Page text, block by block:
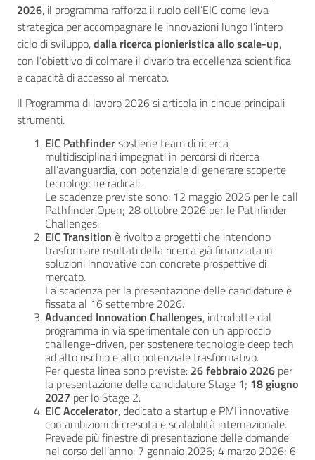
2026, il programma rafforza il ruolo dell’EIC come leva
strategica per accompagnare le innovazioni lungo l’intero
ciclo di sviluppo,dalla ricerca pionieristica allo scale-up,
con l’obiettivo di colmare il divario tra eccellenza scientifica
e capacità di accesso al mercato.
Il Programma di lavoro 2026 si articola in cinque principali
strumenti.
EIC Pathfindersostiene team di ricerca
multidisciplinari impegnati in percorsi di ricerca
all’avanguardia, con potenziale di generare scoperte
tecnologiche radicali.
Le scadenze previste sono: 12 maggio 2026 per le call
Pathfinder Open; 28 ottobre 2026 per le Pathfinder
Challenges.
EIC Transition è rivolto a progetti che intendono
trasformare risultati della ricerca già finanziata in
soluzioni innovative con concrete prospettive di
mercato.
La scadenza per la presentazione delle candidature è
fissata al 16 settembre 2026.
Advanced Innovation Challenges, introdotte dal
programma in via sperimentale con un approccio
challenge-driven, per sostenere tecnologie deep tech
ad alto rischio e alto potenziale trasformativo.
Per questa linea sono previste: 26 febbraio 2026 per
la presentazione delle candidature Stage 1; 18 giugno
2027 per lo Stage 2.
EIC Accelerator, dedicato a startup e PMI innovative
con ambizioni di crescita e scalabilità internazionale.
Prevede più finestre di presentazione delle domande
nel corso dell’anno: 7 gennaio 2026; 4 marzo 2026; 6